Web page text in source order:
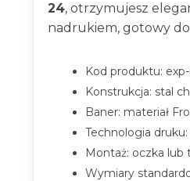
24, otrzymujesz
nadrukiem, gotowy
Kod produktu: exp-
Konstrukcja: stal
Baner: materiał
Technologia
Montaż: oczka lub
Wymiary